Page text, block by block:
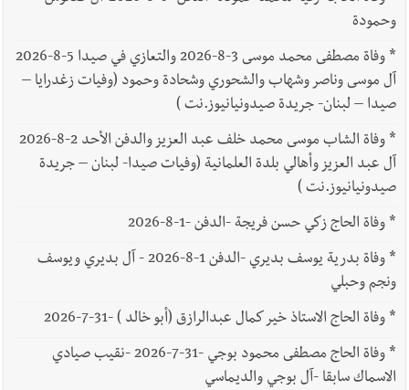
وحمودة
*
وفاة مصطفى محمد موسى 3-8-2026 والتعازي في صيدا 5-8-2026
آل موسى وناصر وشهاب والشحوري وشحادة وحمود (وفيات زغدرايا –
صيدا – لبنان- جريدة صيدونيانيوز.نت )
*
وفاة الشاب موسى محمد خلف عبد العزيز والدفن الأحد 2-8-2026
آل عبد العزيز وأهالي بلدة العلمانية (وفيات صيدا- لبنان – جريدة
صيدونيانيوز.نت )
*وفاة الحاج زكي حسن فريجة -الدفن -1-8-2026
*
وفاة بدرية يوسف بديري -الدفن 1-8-2026 - آل بديري ويوسف
ونجم وحبلي
*وفاة الحاج الاستاذ خير كمال عبدالرازق (أبو خالد ) -31-7-2026
*
وفاة الحاج مصطفى محمود بوجي -31-7-2026 -نقيب صيادي
الاسماك سابقا -آل بوجي والديماسي